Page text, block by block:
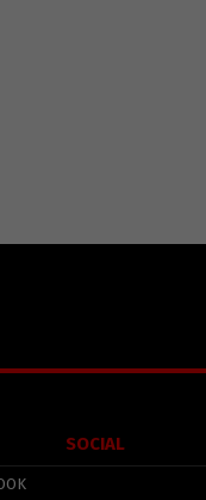
SOCIAL